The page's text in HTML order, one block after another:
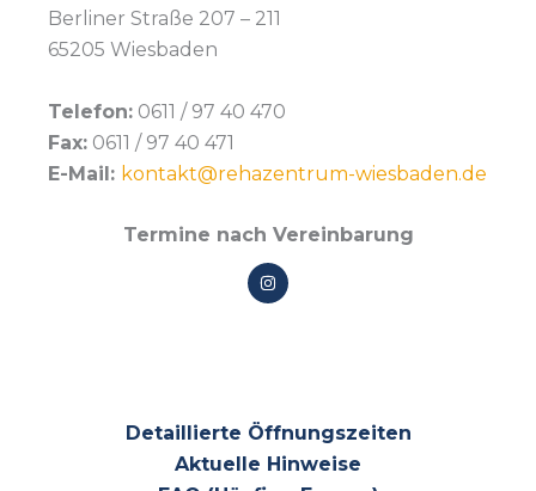
Berliner Straße 207 – 211
65205 Wiesbaden
Telefon: 0611 / 97 40 470
Fax: 0611 / 97 40 471
E-Mail: kontakt@rehazentrum-wiesbaden.de
Termine nach Vereinbarung
Detaillierte Öffnungszeiten
Aktuelle Hinweise